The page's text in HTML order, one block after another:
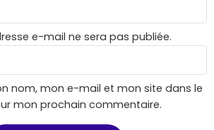
e-mail ne sera pas publiée.
nom, mon e-mail et mon site dans le
mon prochain commentaire.